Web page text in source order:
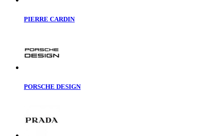
PIERRE CARDIN
PORSCHE DESIGN